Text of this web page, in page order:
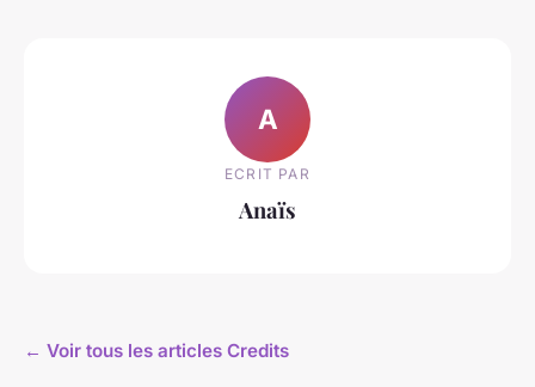
A
ECRIT PAR
Anaïs
← Voir tous les articles Credits